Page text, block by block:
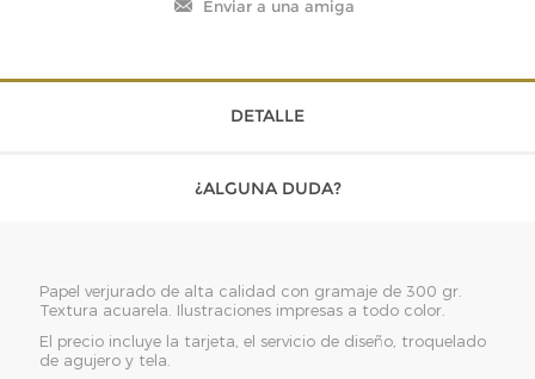
DETALLE
¿ALGUNA DUDA?
Papel verjurado de alta calidad con gramaje de 300 gr.
Textura acuarela. Ilustraciones impresas a todo color.
El precio incluye la tarjeta, el servicio de diseño, troquelado
de agujero y tela.